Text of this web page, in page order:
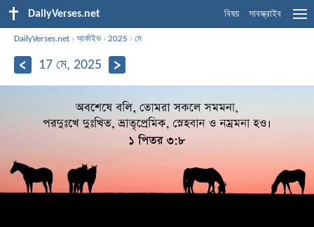
DailyVerses.net বিষয় সাবস্ক্রাইব
DailyVerses.net ›আর্কাইভ›2025 ›মে
17 মে, 2025